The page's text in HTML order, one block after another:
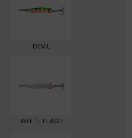
DEVIL
WHITE FLASH